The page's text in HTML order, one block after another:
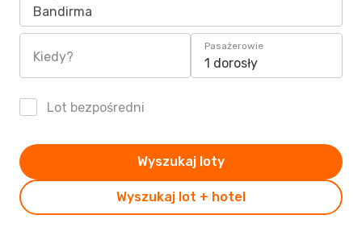
Bandirma
Kiedy?
Pasażerowie
1 dorosły
Lot bezpośredni
Wyszukaj lot + hotel
Wyszukaj loty